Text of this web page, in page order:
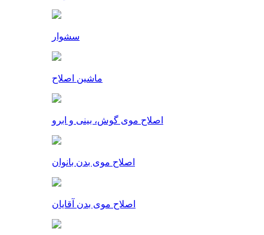
سشوار
ماشین اصلاح
اصلاح موی گوش، بینی و ابرو
اصلاح موی بدن بانوان
اصلاح موی بدن آقایان